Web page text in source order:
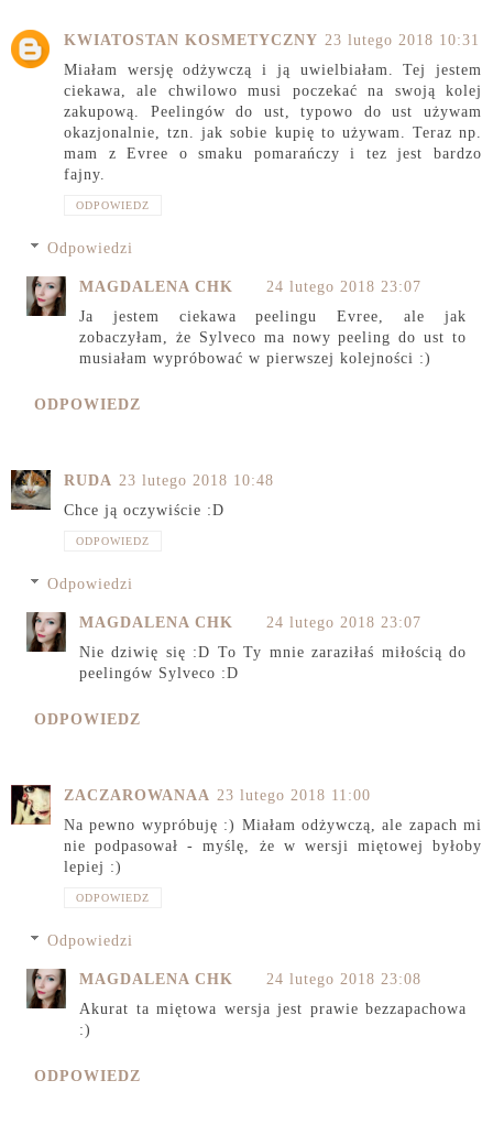
KWIATOSTAN KOSMETYCZNY 23 lutego 2018 10:31
Miałam wersję odżywczą i ją uwielbiałam. Tej jestem
ciekawa, ale chwilowo musi poczekać na swoją kolej
zakupową. Peelingów do ust, typowo do ust używam
okazjonalnie, tzn. jak sobie kupię to używam. Teraz np.
mam z Evree o smaku pomarańczy i tez jest bardzo
fajny.
ODPOWIEDZ
Odpowiedzi
MAGDALENA CHK
24 lutego 2018 23:07
Ja jestem ciekawa peelingu Evree, ale jak
zobaczyłam, że Sylveco ma nowy peeling do ust to
musiałam wypróbować w pierwszej kolejności :)
ODPOWIEDZ
RUDA 23 lutego 2018 10:48
Chce ją oczywiście :D
ODPOWIEDZ
Odpowiedzi
MAGDALENA CHK
24 lutego 2018 23:07
Nie dziwię się :D To Ty mnie zaraziłaś miłością do
peelingów Sylveco :D
ODPOWIEDZ
ZACZAROWANAA 23 lutego 2018 11:00
Na pewno wypróbuję :) Miałam odżywczą, ale zapach mi
nie podpasował - myślę, że w wersji miętowej byłoby
lepiej :)
ODPOWIEDZ
Odpowiedzi
MAGDALENA CHK
24 lutego 2018 23:08
Akurat ta miętowa wersja jest prawie bezzapachowa
:)
ODPOWIEDZ